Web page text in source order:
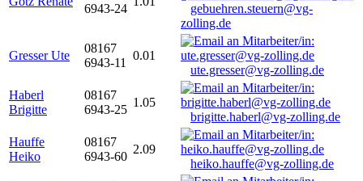
6943-24
gebuehren.steuern@vg-
zolling.de
Gresser Ute
08167
6943-11
0.01
ute.gresser@vg-zolling.de
Haberl
Brigitte
08167
6943-25
1.05
brigitte.haberl@vg-zolling.de
Hauffe
Heiko
08167
6943-60
2.09
heiko.hauffe@vg-zolling.de